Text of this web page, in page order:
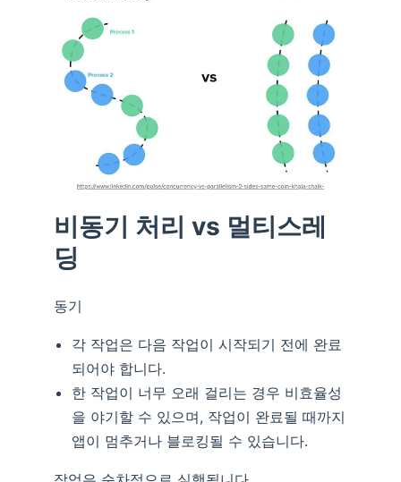
비동기 처리 vs 멀티스레
딩
동기
각 작업은 다음 작업이 시작되기 전에 완료
되어야 합니다.
한 작업이 너무 오래 걸리는 경우 비효율성
을 야기할 수 있으며, 작업이 완료될 때까지
앱이 멈추거나 블로킹될 수 있습니다.